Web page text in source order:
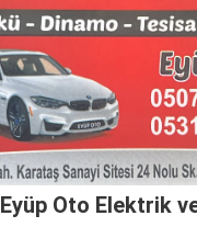
Eyüp Oto Elektrik